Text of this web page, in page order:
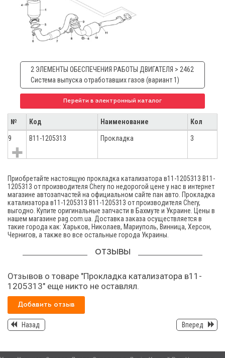
2 ЭЛЕМЕНТЫ ОБЕСПЕЧЕНИЯ РАБОТЫ ДВИГАТЕЛЯ > 2462
Система выпуска отработавших газов (вариант 1)
Перейти в электронный каталог
№ Код Наименование Кол
9 B11-1205313 Прокладка 3
Приобретайте настоящую прокладка катализатора в11-1205313 B11-
1205313 от производителя Chery по недорогой цене у нас в интернет
магазине автозапчастей на официальном сайте пан авто. Прокладка
катализатора в11-1205313 B11-1205313 от производителя Chery,
выгодно. Купите оригинальные запчасти в Бахмуте и Украине. Цены в
нашем магазине pag.com.ua. Доставка заказа осуществляется в
такие города как: Харьков, Николаев, Мариуполь, Винница, Херсон,
Чернигов, а также во все остальные города Украины.
ОТЗЫВЫ
Отзывов о товаре "Прокладка катализатора в11-
1205313" еще никто не оставлял.
Добавить отзыв
Назад Вперед